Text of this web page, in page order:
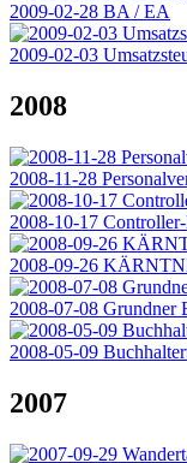
2009-02-28 BA / EA
2009-02-03
2008
2008-11-28
2008-10-17
2008-09-26
2008-07-08 Grundner
2008-05-09
2007